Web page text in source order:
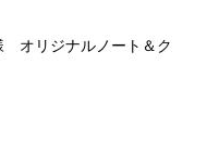
オリジナルノート＆ク